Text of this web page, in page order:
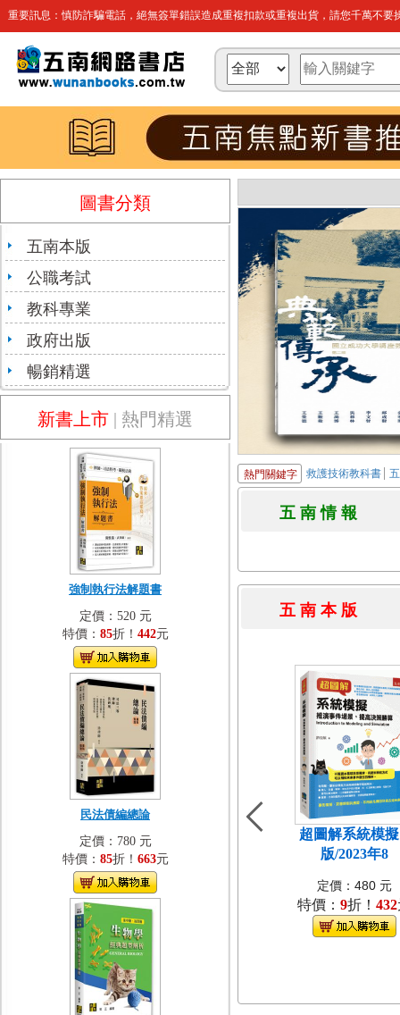
重要訊息：慎防詐騙電話，絕無簽單錯誤造成重複扣款或重複出貨，請您千萬不要
圖書分類
五南本版
公職考試
教科專業
政府出版
暢銷精選
新書上市 | 熱門精選
強制執行法解題書
定價：520 元
特價： 85折！ 442元
民法債編總論
定價：780 元
特價： 85折！ 663元
熱門關鍵字 救護技術教科書
五 南 情
五 南 本
超圖解系統模
版/2023年8
定價：480 元
特價： 9折！ 432